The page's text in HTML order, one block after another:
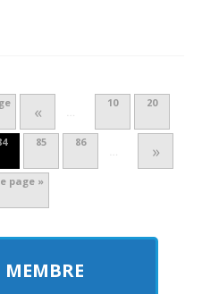
« …
10 20
85 86
… »
page »
MEMBRE